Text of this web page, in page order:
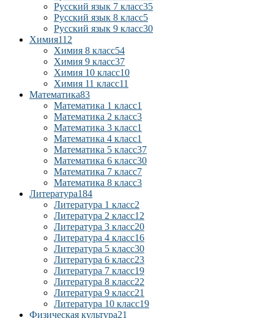
Русский язык 7 класс35
Русский язык 8 класс5
Русский язык 9 класс30
Химия112
Химия 8 класс54
Химия 9 класс37
Химия 10 класс10
Химия 11 класс11
Математика83
Математика 1 класс1
Математика 2 класс3
Математика 3 класс1
Математика 4 класс1
Математика 5 класс37
Математика 6 класс30
Математика 7 класс7
Математика 8 класс3
Литература184
Литература 1 класс2
Литература 2 класс12
Литература 3 класс20
Литература 4 класс16
Литература 5 класс30
Литература 6 класс23
Литература 7 класс19
Литература 8 класс22
Литература 9 класс21
Литература 10 класс19
Физическая культура21